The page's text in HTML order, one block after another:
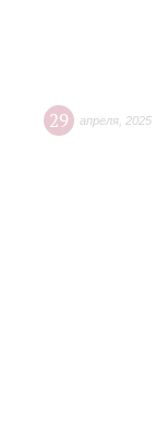
29 апреля 2025